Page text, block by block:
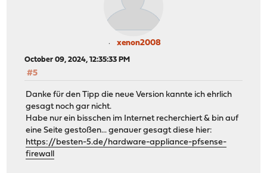
xenon2008
October 09, 2024, 12:35:33 PM
#5
Danke für den Tipp die neue Version kannte ich ehrlich
gesagt noch gar nicht.
Habe nur ein bisschen im Internet recherchiert & bin auf
eine Seite gestoßen... genauer gesagt diese hier:
https://besten-5.de/hardware-appliance-pfsense-
firewall